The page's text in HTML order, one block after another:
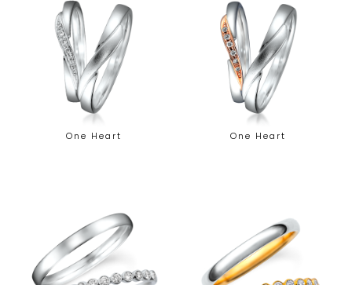
One Heart One Heart